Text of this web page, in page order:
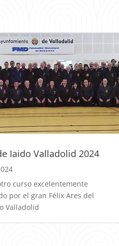
Iaido Valladolid 2024
curso excelentemente
por el gran Félix Ares del
Valladolid